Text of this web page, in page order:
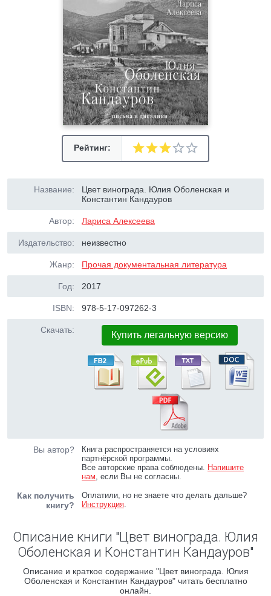
Рейтинг:
Название:
Цвет винограда. Юлия Оболенская и
Константин Кандауров
Автор: Лариса Алексеева
Издательство: неизвестно
Жанр: Прочая документальная литература
Год: 2017
ISBN: 978-5-17-097262-3
Скачать: Купить легальную версию
Вы автор?
Книга распространяется на условиях
партнёрской программы.
Все авторские права соблюдены. Напишите
нам, если Вы не согласны.
Как получить
книгу?
Оплатили, но не знаете что делать дальше?
Инструкция.
Описание книги "Цвет винограда. Юлия
Оболенская и Константин Кандауров"
Описание и краткое содержание "Цвет винограда. Юлия
Оболенская и Константин Кандауров" читать бесплатно
онлайн.